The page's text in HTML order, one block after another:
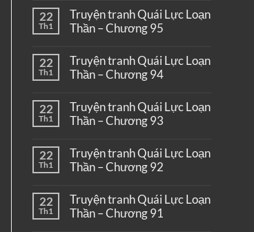
22
Th1
Truyện tranh Quái Lực Loạn
Thần – Chương 95
22
Th1
Truyện tranh Quái Lực Loạn
Thần – Chương 94
22
Th1
Truyện tranh Quái Lực Loạn
Thần – Chương 93
22
Th1
Truyện tranh Quái Lực Loạn
Thần – Chương 92
22
Th1
Truyện tranh Quái Lực Loạn
Thần – Chương 91